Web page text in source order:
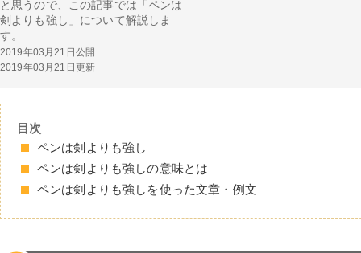
と思うので、この記事では「ペンは
剣よりも強し」について解説しま
す。
2019年03月21日公開
2019年03月21日更新
目次
ペンは剣よりも強し
ペンは剣よりも強しの意味とは
ペンは剣よりも強しを使った文章・例文